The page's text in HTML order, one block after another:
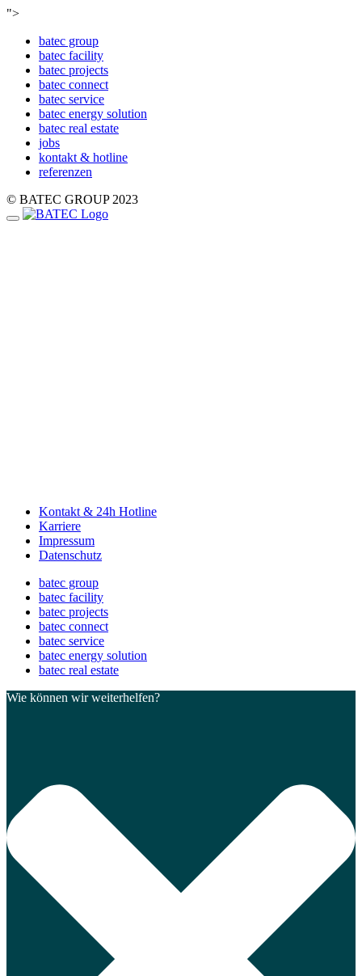
">Zum
springen
batec group
batec faci­li­ty
batec pro­jects
batec con­nect
batec ser­vice
batec ener­gy solu­ti­on
batec real estate
jobs
kon­takt & hot­line
refe­ren­zen
© BATEC GROUP 2023
Kon­takt & 24h Hot­line
Kar­rie­re
Impres­sum
Daten­schutz
batec group
batec faci­li­ty
batec pro­jects
batec con­nect
batec ser­vice
batec ener­gy solu­ti­on
batec real estate
Wie können wir weiterhelfen?